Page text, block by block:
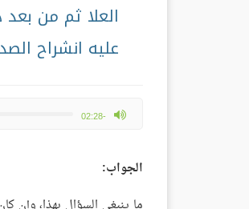
العلا ثم من
عليه انشراح
-02:28
max volume
الجواب: